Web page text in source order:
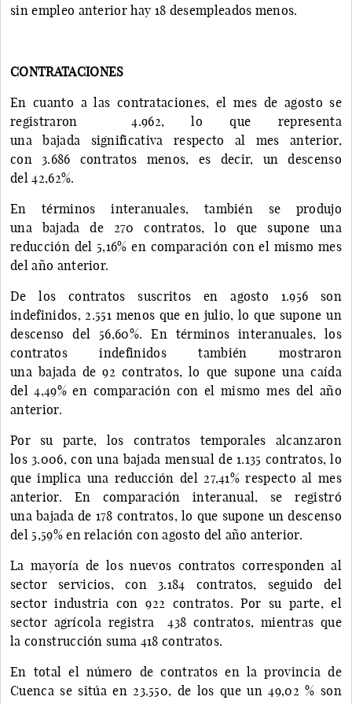
sin empleo anterior hay 18 desempleados menos.
CONTRATACIONES
En cuanto a las contrataciones, el mes de agosto se
registraron 4.962, lo que representa
una bajada significativa respecto al mes anterior,
con 3.686 contratos menos, es decir, un descenso
del 42,62%.
En términos interanuales, también se produjo
una bajada de 270 contratos, lo que supone una
reducción del 5,16% en comparación con el mismo mes
del año anterior.
De los contratos suscritos en agosto 1.956 son
indefinidos, 2.551 menos que en julio, lo que supone un
descenso del 56,60%. En términos interanuales, los
contratos indefinidos también mostraron
una bajada de 92 contratos, lo que supone una caída
del 4,49% en comparación con el mismo mes del año
anterior.
Por su parte, los contratos temporales alcanzaron
los 3.006, con una bajada mensual de 1.135 contratos, lo
que implica una reducción del 27,41% respecto al mes
anterior. En comparación interanual, se registró
una bajada de 178 contratos, lo que supone un descenso
del 5,59% en relación con agosto del año anterior.
La mayoría de los nuevos contratos corresponden al
sector servicios, con 3.184 contratos, seguido del
sector industria con 922 contratos. Por su parte, el
sector agrícola registra 438 contratos, mientras que
la construcción suma 418 contratos.
En total el número de contratos en la provincia de
Cuenca se sitúa en 23.550, de los que un 49,02 % son